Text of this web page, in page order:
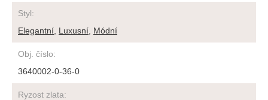
Styl:
Elegantní Luxusní Módní
Obj. číslo:
3640002-0-36-0
Ryzost zlata: